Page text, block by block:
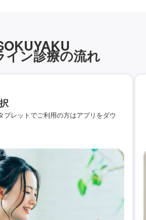
イン診療の流れ
ブレットでご利用の方はアプリをダウ